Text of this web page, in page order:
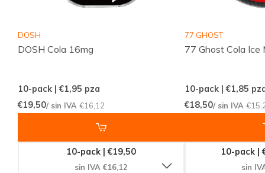
Valoramos un stock actualizado, comunicación
disponible en fuerza EXTRA FUERTE 15-25 MG, con
sabor Cola y tamaño DELGADO, ideal para quienes
buscan un efecto potente y discreto sin
complicaciones.
DOSH
DOSH Cola 16mg
10-pack | €1,95 pza
€19,50/ sin IVA €16,12
10-pack | €19,50
sin IVA €16,12
77 GHOST
77 Ghost Cola Ice
10-pack | €1,85
€18,50/ sin IVA
10-pack |
sin